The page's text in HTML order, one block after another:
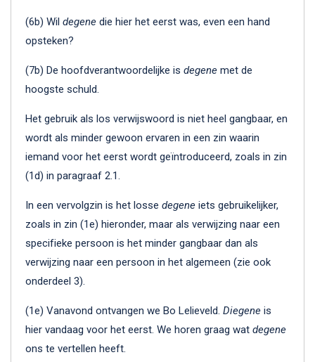
(6b) Wil degene die hier het eerst was, even een hand
opsteken?
(7b) De hoofdverantwoordelijke is degene met de
hoogste schuld.
Het gebruik als los verwijswoord is niet heel gangbaar, en
wordt als minder gewoon ervaren in een zin waarin
iemand voor het eerst wordt geïntroduceerd, zoals in zin
(1d) in paragraaf 2.1.
In een vervolgzin is het losse degene iets gebruikelijker,
zoals in zin (1e) hieronder, maar als verwijzing naar een
specifieke persoon is het minder gangbaar dan als
verwijzing naar een persoon in het algemeen (zie ook
onderdeel 3).
(1e) Vanavond ontvangen we Bo Lelieveld. Diegene is
hier vandaag voor het eerst. We horen graag wat degene
ons te vertellen heeft.